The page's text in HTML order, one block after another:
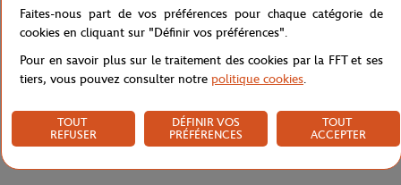
Livraison et retours
Faites-nous part de vos préférences pour chaque catégorie de
cookies en cliquant sur "Définir vos préférences".
Pour en savoir plus sur le traitement des cookies par la FFT et ses
tiers, vous pouvez consulter notre politique cookies.
TOUT
REFUSER
DÉFINIR VOS
PRÉFÉRENCES
TOUT
ACCEPTER